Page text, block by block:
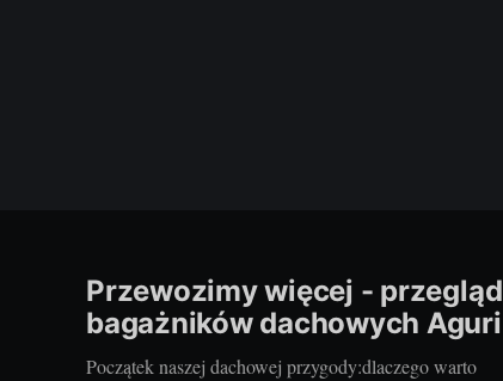
Przewozimy więcej - przegląd
bagażników dachowych Aguri
Początek naszej dachowej przygody:dlaczego warto